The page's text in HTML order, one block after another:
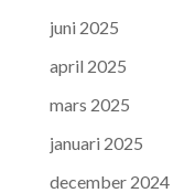
juni 2025
april 2025
mars 2025
januari 2025
december 2024